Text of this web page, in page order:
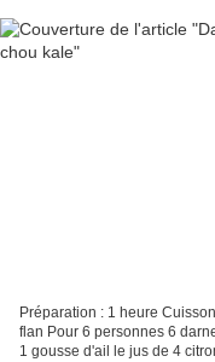
Préparation : 1 heure
flan Pour 6 personnes 6
1 gousse d'ail le jus de 4